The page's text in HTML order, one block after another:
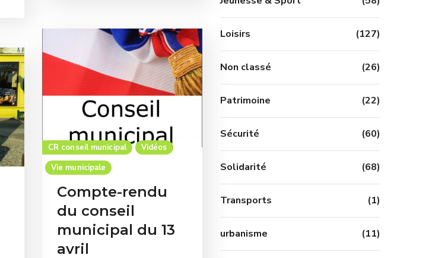
CR conseil municipal
Vidéos
Vie municipale
Compte-rendu
du conseil
municipal du 13
avril
Loisirs (127)
Non classé (26)
Patrimoine (22)
Sécurité (60)
Solidarité (68)
Transports (1)
urbanisme (11)